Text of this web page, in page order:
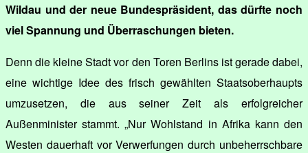
Wildau und der neue Bundespräsident, das dürfte noch
viel Spannung und Überraschungen bieten.
Denn die kleine Stadt vor den Toren Berlins ist gerade dabei,
eine wichtige Idee des frisch gewählten Staatsoberhaupts
umzusetzen, die aus seiner Zeit als erfolgreicher
Außenminister stammt. „Nur Wohlstand in Afrika kann den
Westen dauerhaft vor Verwerfungen durch unbeherrschbare